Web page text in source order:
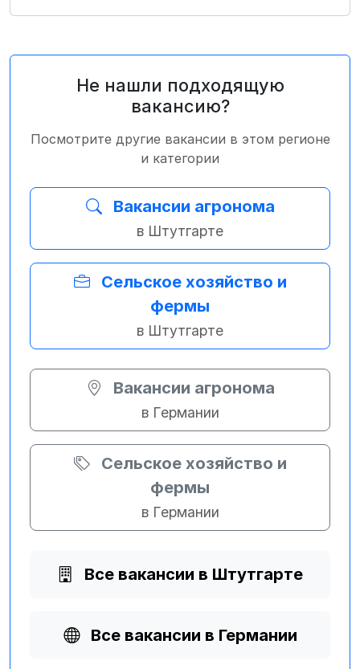
Не нашли подходящую
вакансию?
Посмотрите другие вакансии в этом регионе
и категории
Вакансии агронома
в Штутгарте
Сельское хозяйство и
фермы
в Штутгарте
Вакансии агронома
в Германии
Сельское хозяйство и
фермы
в Германии
Все вакансии в Штутгарте
Все вакансии в Германии